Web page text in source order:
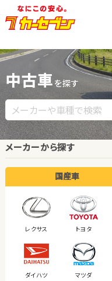
中古車 を探す
メーカーから探す
国産車
レクサス トヨタ
ダイハツ マツダ